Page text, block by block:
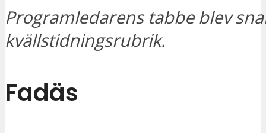
Programledarens tabbe blev
kvällstidningsrubrik.
Fadäs